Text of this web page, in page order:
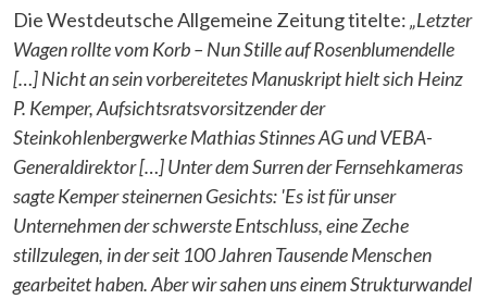
Die Westdeutsche Allgemeine Zeitung titelte:„Letzter
Wagen rollte vom Korb – Nun Stille auf Rosenblumendelle
[…] Nicht an sein vorbereitetes Manuskript hielt sich Heinz
P. Kemper, Aufsichtsratsvorsitzender der
Steinkohlenbergwerke Mathias Stinnes AG und VEBA-
Generaldirektor […] Unter dem Surren der Fernsehkameras
sagte Kemper steinernen Gesichts: 'Es ist für unser
Unternehmen der schwerste Entschluss, eine Zeche
stillzulegen, in der seit 100 Jahren Tausende Menschen
gearbeitet haben. Aber wir sahen uns einem Strukturwandel